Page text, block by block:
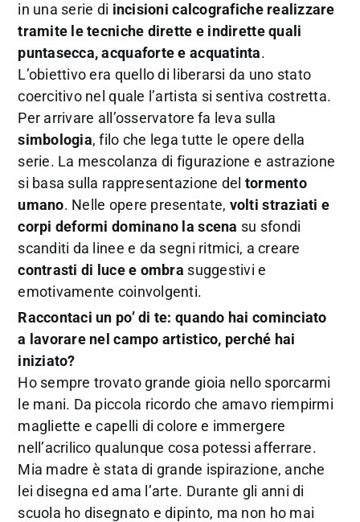
in una serie di incisioni calcografiche realizzare
tramite le tecniche dirette e indirette quali
puntasecca, acquaforte e acquatinta.
L’obiettivo era quello di liberarsi da uno stato
coercitivo nel quale l’artista si sentiva costretta.
Per arrivare all’osservatore fa leva sulla
simbologia, filo che lega tutte le opere della
serie. La mescolanza di figurazione e astrazione
si basa sulla rappresentazione del tormento
umano. Nelle opere presentate, volti straziati e
corpi deformi dominano la scena su sfondi
scanditi da linee e da segni ritmici, a creare
contrasti di luce e ombra suggestivi e
emotivamente coinvolgenti.
Raccontaci un po’ di te: quando hai cominciato
a lavorare nel campo artistico, perché hai
iniziato?
Ho sempre trovato grande gioia nello sporcarmi
le mani. Da piccola ricordo che amavo riempirmi
magliette e capelli di colore e immergere
nell’acrilico qualunque cosa potessi afferrare.
Mia madre è stata di grande ispirazione, anche
lei disegna ed ama l’arte. Durante gli anni di
scuola ho disegnato e dipinto, ma non ho mai